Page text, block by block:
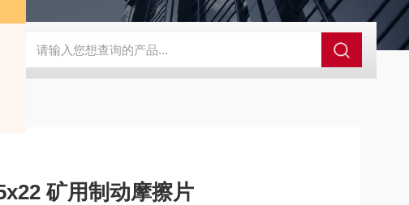
本安型行程开关KHXC24 井下机电设备 便携式移动液压系统总成 提升机
矿用制动摩擦片